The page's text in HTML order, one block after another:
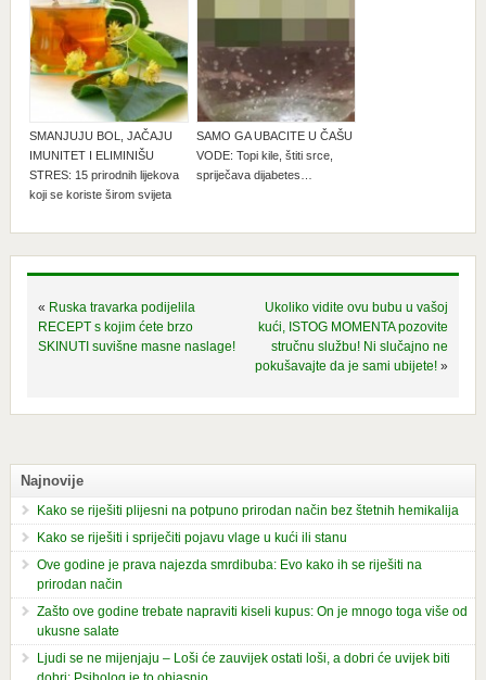
SMANJUJU BOL, JAČAJU
IMUNITET I ELIMINIŠU
STRES: 15 prirodnih lijekova
koji se koriste širom svijeta
SAMO GA UBACITE U ČAŠU
VODE: Topi kile, štiti srce,
spriječava dijabetes…
« Ruska travarka podijelila
RECEPT s kojim ćete brzo
SKINUTI suvišne masne naslage!
Ukoliko vidite ovu bubu u vašoj
kući, ISTOG MOMENTA pozovite
stručnu službu! Ni slučajno ne
pokušavajte da je sami ubijete! »
Najnovije
Kako se riješiti plijesni na potpuno prirodan način bez štetnih hemikalija
Kako se riješiti i spriječiti pojavu vlage u kući ili stanu
Ove godine je prava najezda smrdibuba: Evo kako ih se riješiti na
prirodan način
Zašto ove godine trebate napraviti kiseli kupus: On je mnogo toga više od
ukusne salate
Ljudi se ne mijenjaju – Loši će zauvijek ostati loši, a dobri će uvijek biti